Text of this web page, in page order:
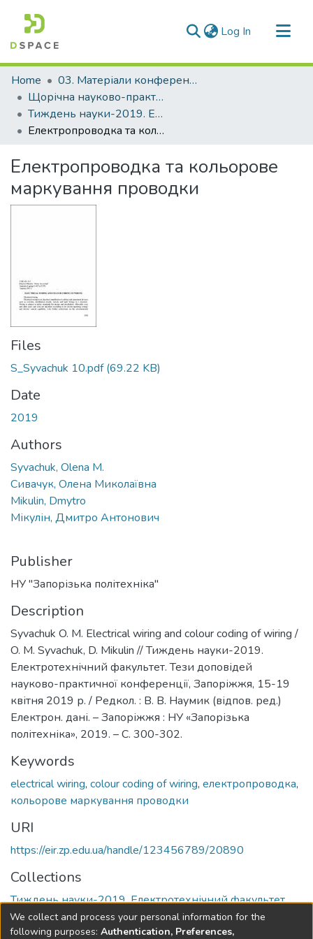
Log In (current)
Communities & Collections
All of DSpace
Statistics
Home
03. Матеріали конференцій та семінарів
Щорічна науково-практична конференція «Тиждень науки»
Тиждень науки-2019. Електротехнічний факультет
Електропроводка та кольорове маркування проводки
Електропроводка та кольорове
маркування проводки
Files
S_Syvachuk 10.pdf(69.22 KB)
Date
2019
Authors
Syvachuk, Olena M.
Сивачук, Олена Миколаївна
Mikulin, Dmytro
Мікулін, Дмитро Антонович
Publisher
НУ "Запорізька політехніка"
Description
Syvachuk O. M. Electrical wiring and colour coding of wiring /
O. M. Syvachuk, D. Mikulin // Тиждень науки-2019.
Електротехнічний факультет. Тези доповідей
науково-практичної конференції, Запоріжжя, 15-19
квітня 2019 р. / Редкол. : В. В. Наумик (відпов. ред.)
Електрон. дані. – Запоріжжя : НУ «Запорізька
політехніка», 2019. – С. 300-302.
Keywords
electrical wiring, colour coding of wiring, електропроводка,
кольорове маркування проводки
URI
https://eir.zp.edu.ua/handle/123456789/20890
Collections
Тиждень науки-2019. Електротехнічний факультет
Full item page
We collect and process your personal information for the
following purposes: Authentication, Preferences,